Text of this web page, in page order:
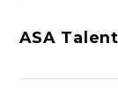
ASA Talent